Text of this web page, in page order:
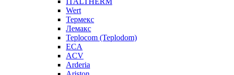
Wert
Термекс
Лемакс
Teplocom (Teplodom)
ECA
ACV
Arderia